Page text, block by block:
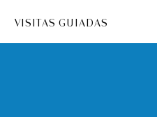
VISITAS GUIADAS